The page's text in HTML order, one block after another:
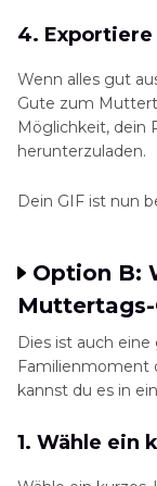
4. Exportiere
Wenn alles gut
Gute zum
Möglichkeit, dein
herunterzuladen.
Dein GIF ist nun
Option B:
Muttertags-
Dies ist auch
Familienmoment
kannst du es in
1. Wähle ein